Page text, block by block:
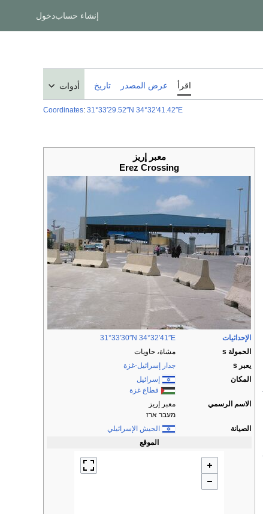
إنشاء حسابدخول
اقرأ عرض المصدر تاريخ أدوات
Coordinates: 31°33′29.52″N 34°32′41.42″E
معبر إريز
Erez Crossing
الإحداثيات 31°33′30″N 34°32′41″E
الحمولة s
مشاة، حاويات
يعبر s
جدار إسرائيل-غزة
المكان
إسرائيل
قطاع غزة
الاسم الرسمي
معبر إريز
מעבר ארז
الصيانة
الجيش الإسرائيلي
الموقع